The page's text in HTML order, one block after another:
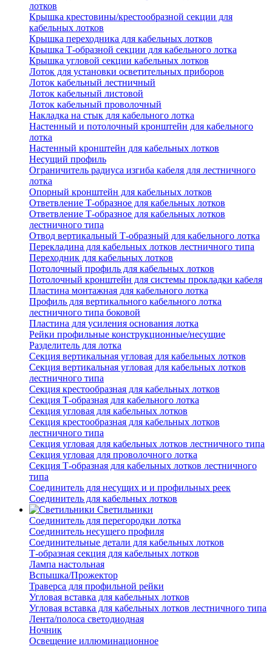
лотков
Крышка крестовины/крестообразной секции для
кабельных лотков
Крышка переходника для кабельных лотков
Крышка Т-образной секции для кабельного лотка
Крышка угловой секции кабельных лотков
Лоток для установки осветительных приборов
Лоток кабельный лестничный
Лоток кабельный листовой
Лоток кабельный проволочный
Накладка на стык для кабельного лотка
Настенный и потолочный кронштейн для кабельного
лотка
Настенный кронштейн для кабельных лотков
Несущий профиль
Ограничитель радиуса изгиба кабеля для лестничного
лотка
Опорный кронштейн для кабельных лотков
Ответвление Т-образное для кабельных лотков
Ответвление Т-образное для кабельных лотков
лестничного типа
Отвод вертикальный Т-образный для кабельного лотка
Перекладина для кабельных лотков лестничного типа
Переходник для кабельных лотков
Потолочный профиль для кабельных лотков
Потолочный кронштейн для системы прокладки кабеля
Пластина монтажная для кабельного лотка
Профиль для вертикального кабельного лотка
лестничного типа боковой
Пластина для усиления основания лотка
Рейки профильные конструкционные/несущие
Разделитель для лотка
Секция вертикальная угловая для кабельных лотков
Секция вертикальная угловая для кабельных лотков
лестничного типа
Секция крестообразная для кабельных лотков
Секция Т-образная для кабельного лотка
Секция угловая для кабельных лотков
Секция крестообразная для кабельных лотков
лестничного типа
Секция угловая для кабельных лотков лестничного типа
Секция угловая для проволочного лотка
Секция Т-образная для кабельных лотков лестничного
типа
Соединитель для несущих и и профильных реек
Соединитель для кабельных лотков
Светильники
Соединитель для перегородки лотка
Соединитель несущего профиля
Соединительные детали для кабельных лотков
Т-образная секция для кабельных лотков
Лампа настольная
Вспышка/Прожектор
Траверса для профильной рейки
Угловая вставка для кабельных лотков
Угловая вставка для кабельных лотков лестничного типа
Лента/полоса светодиодная
Ночник
Освещение иллюминационное